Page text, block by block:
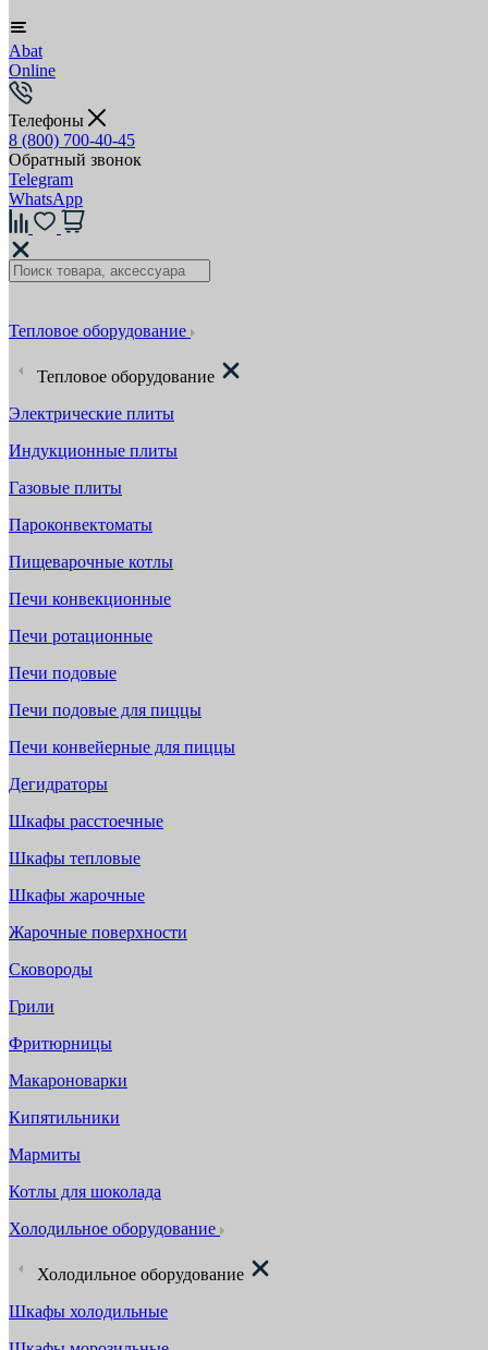
Abat
Online
Телефоны
8 (800) 700-40-45
Обратный звонок
Telegram
WhatsApp
Тепловое оборудование
Тепловое оборудование
Электрические плиты
Индукционные плиты
Газовые плиты
Пароконвектоматы
Пищеварочные котлы
Печи конвекционные
Печи ротационные
Печи подовые
Печи подовые для пиццы
Печи конвейерные для пиццы
Дегидраторы
Шкафы расстоечные
Шкафы тепловые
Шкафы жарочные
Жарочные поверхности
Сковороды
Грили
Фритюрницы
Макароноварки
Кипятильники
Мармиты
Котлы для шоколада
Холодильное оборудование
Холодильное оборудование
Шкафы холодильные